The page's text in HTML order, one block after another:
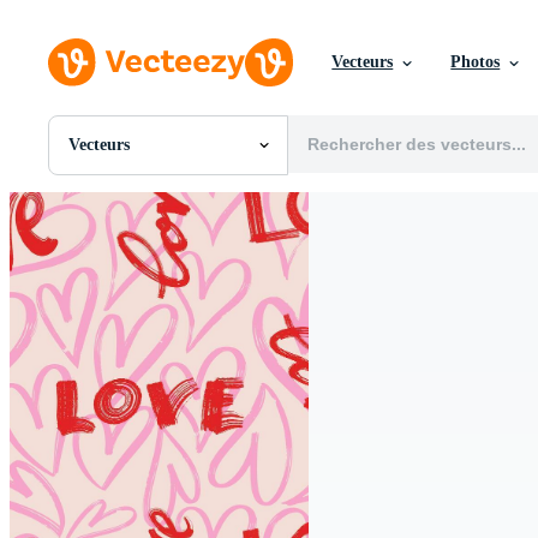
Vecteurs Photos
Vecteurs
Toutes Images
Photos
PNGs
PSDs
SVGs
Modèles
Vecteurs
Vidéos
Motion graphics
Images Éditoriales
Événements Éditoriaux